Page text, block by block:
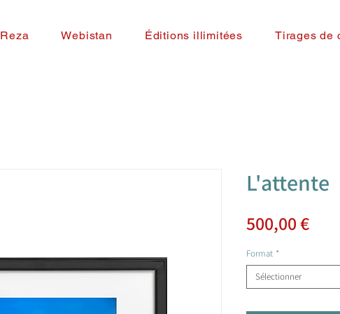
Reza Webistan Éditions illimitées Tirages de
L'attente
500,00 €Prix
Format *
Sélectionner